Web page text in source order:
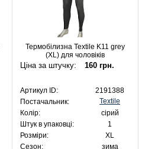
Термобілизна Textile K11 grey
(XL) для чоловіків
Ціна за штучку: 160 грн.
Артикул ID:
2191388
Постачальник:
Textile
Колір:
сірий
Штук в упаковці:
1
Розміри:
XL
Сезон:
зима